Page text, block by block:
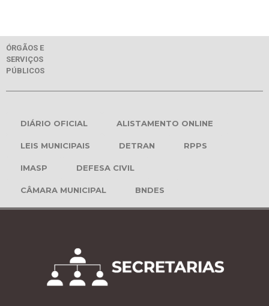
ÓRGÃOS E
SERVIÇOS
PÚBLICOS
DIÁRIO OFICIAL ALISTAMENTO ONLINE
LEIS MUNICIPAIS DETRAN RPPS
IMASP DEFESA CIVIL
CÂMARA MUNICIPAL BNDES